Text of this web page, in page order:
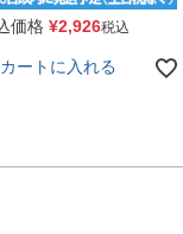
価格 ¥2,926税込
カートに入れる